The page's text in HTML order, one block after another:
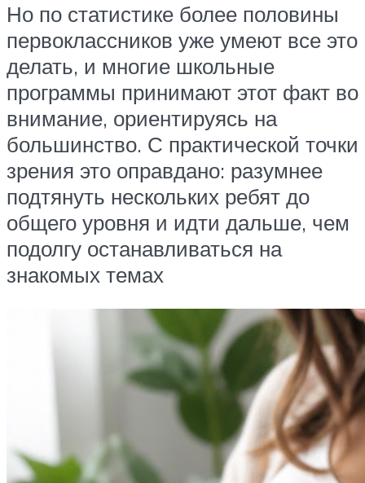
Но по статистике более половины
первоклассников уже умеют все это
делать, и многие школьные
программы принимают этот факт во
внимание, ориентируясь на
большинство. С практической точки
зрения это оправдано: разумнее
подтянуть нескольких ребят до
общего уровня и идти дальше, чем
подолгу останавливаться на
знакомых темах